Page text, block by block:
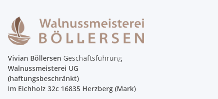
Vivian Böllersen Geschäftsführung
Walnussmeisterei UG
(haftungsbeschränkt)
Im Eichholz 32c 16835 Herzberg (Mark)